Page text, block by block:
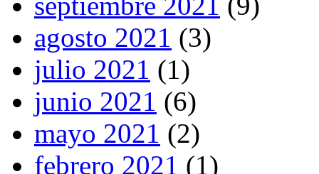
agosto 2021 (3)
julio 2021 (1)
junio 2021 (6)
mayo 2021 (2)
febrero 2021 (1)